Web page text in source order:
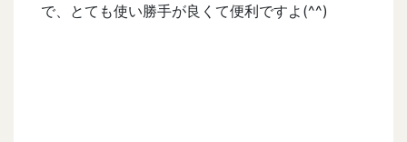
で、とても使い勝手が良くて便利ですよ(^^)